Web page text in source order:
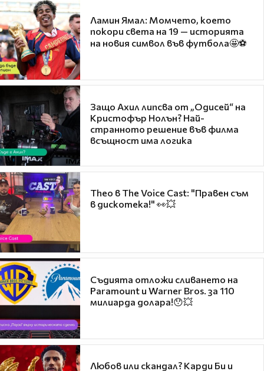
Ламин Ямал: Момчето, което
покори света на 19 — историята
на новия символ във футбола🤩⚽
Защо Ахил липсва от „Одисей“ на
Кристофър Нолън? Най-
странното решение във филма
всъщност има логика
Theo в The Voice Cast: "Правен съм
в дискотека!" 👀💥
Съдията отложи сливането на
Paramount и Warner Bros. за 110
милиарда долара!😯💥
Любов или скандал? Карди Би и